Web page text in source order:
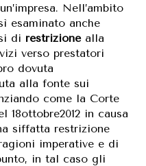
Nell’ambito
esaminato anche
di restrizione alla
verso prestatori
dovuta
alla fonte sui
come la Corte
18ottobre2012 in causa
siffatta restrizione
imperative e di
in tal caso gli